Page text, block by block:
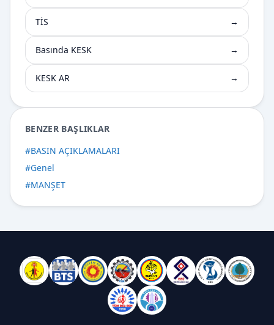
TİS →
Basında KESK →
KESK AR →
BENZER BAŞLIKLAR
#BASIN AÇIKLAMALARI
#Genel
#MANŞET